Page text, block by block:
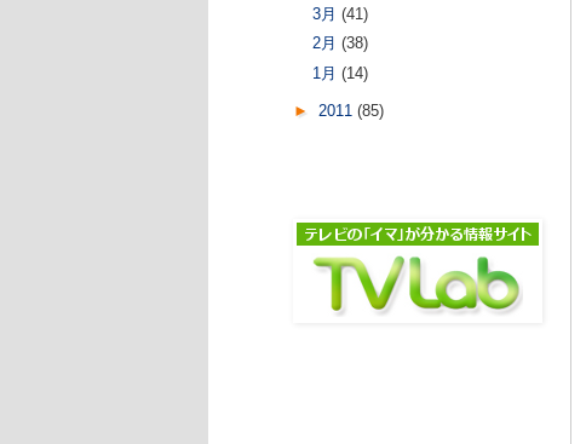
3月 (41)
2月 (38)
1月 (14)
► 2011 (85)